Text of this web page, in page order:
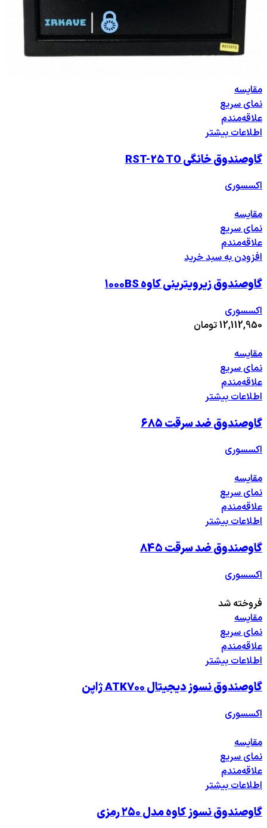
مقایسه
نمای سریع
علاقه‌مندم
اطلاعات بیشتر
گاوصندوق خانگی RST-25 TO
اکسسوری
مقایسه
نمای سریع
علاقه‌مندم
افزودن به سبد خرید
گاوصندوق زیرویترینی کاوه ۱۰۰۰BS
اکسسوری
12,112,950تومان
مقایسه
نمای سریع
علاقه‌مندم
اطلاعات بیشتر
گاوصندوق ضد سرقت ۶۸۵
اکسسوری
مقایسه
نمای سریع
علاقه‌مندم
اطلاعات بیشتر
گاوصندوق ضد سرقت 845
اکسسوری
فروخته شد
مقایسه
نمای سریع
علاقه‌مندم
اطلاعات بیشتر
گاوصندوق نسوز دیجیتال ATK700 ژاپن
اکسسوری
مقایسه
نمای سریع
علاقه‌مندم
اطلاعات بیشتر
گاوصندوق نسوز کاوه مدل ۲۵۰ رمزی